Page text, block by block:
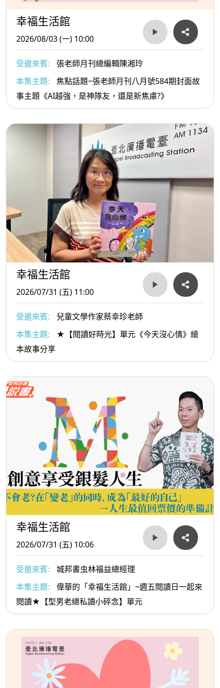
幸福生活館
2026/08/03 (一) 10:00
受邀來賓:
張老師月刊總編輯陳湘玲
本集主題:
焦點話題~張老師月刊八月號584期封面故
事主題《AI越強，是神隊友，還是新焦慮?》
幸福生活館
2026/07/31 (五) 11:00
受邀來賓:
兒童文學作家蔡幸珍老師
本集主題:
★【閱讀好時光】單元《今天沒心情》繪
本故事分享
幸福生活館
2026/07/31 (五) 10:06
受邀來賓:
城邦書虫林福益總經理
本集主題:
偉華的「幸福生活館」~週五閱讀日一起來
閱讀★【型男老總私讀小碎念】單元